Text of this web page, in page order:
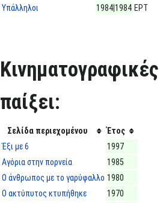
Υπάλληλοι
1984|1984 ΕΡΤ
Κινηματογραφικές
παίξει:
Σελίδα περιεχομένου
Έτος
Έξι με 6
1997
Αγόρια στην πορνεία
1985
Ο άνθρωπος με το γαρύφαλλο 1980
Ο ακτύπυτος κτυπήθηκε
1970